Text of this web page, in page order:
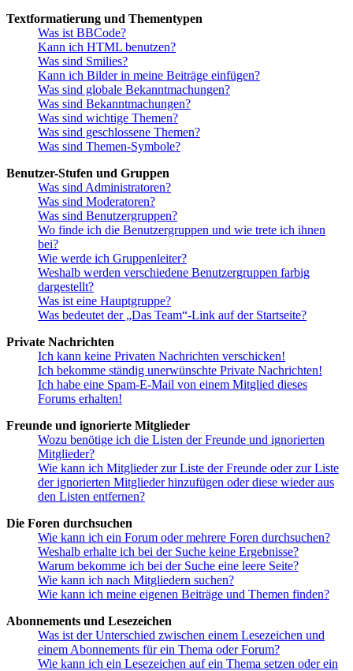
Textformatierung und Thementypen
Was ist BBCode?
Kann ich HTML benutzen?
Was sind Smilies?
Kann ich Bilder in meine Beiträge einfügen?
Was sind globale Bekanntmachungen?
Was sind Bekanntmachungen?
Was sind wichtige Themen?
Was sind geschlossene Themen?
Was sind Themen-Symbole?
Benutzer-Stufen und Gruppen
Was sind Administratoren?
Was sind Moderatoren?
Was sind Benutzergruppen?
Wo finde ich die Benutzergruppen und wie trete ich ihnen
bei?
Wie werde ich Gruppenleiter?
Weshalb werden verschiedene Benutzergruppen farbig
dargestellt?
Was ist eine Hauptgruppe?
Was bedeutet der „Das Team“-Link auf der Startseite?
Private Nachrichten
Ich kann keine Privaten Nachrichten verschicken!
Ich bekomme ständig unerwünschte Private Nachrichten!
Ich habe eine Spam-E-Mail von einem Mitglied dieses
Forums erhalten!
Freunde und ignorierte Mitglieder
Wozu benötige ich die Listen der Freunde und ignorierten
Mitglieder?
Wie kann ich Mitglieder zur Liste der Freunde oder zur Liste
der ignorierten Mitglieder hinzufügen oder diese wieder aus
den Listen entfernen?
Die Foren durchsuchen
Wie kann ich ein Forum oder mehrere Foren durchsuchen?
Weshalb erhalte ich bei der Suche keine Ergebnisse?
Warum bekomme ich bei der Suche eine leere Seite?
Wie kann ich nach Mitgliedern suchen?
Wie kann ich meine eigenen Beiträge und Themen finden?
Abonnements und Lesezeichen
Was ist der Unterschied zwischen einem Lesezeichen und
einem Abonnements für ein Thema oder Forum?
Wie kann ich ein Lesezeichen auf ein Thema setzen oder ein